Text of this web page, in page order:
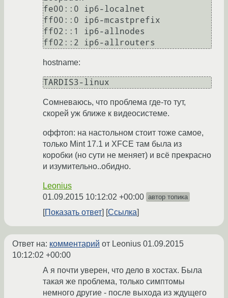
fe00::0 ip6-localnet
ff00::0 ip6-mcastprefix
ff02::1 ip6-allnodes
hostname:
Сомневаюсь, что проблема где-то тут,
скорей уж ближе к видеосистеме.
оффтоп: на настольном стоит тоже самое,
только Mint 17.1 и XFCE там была из
коробки (но сути не меняет) и всё прекрасно
и изумительно..обидно.
Leonius
01.09.2015 10:12:02 +00:00 автор топика
Показать ответ Ссылка
Ответ на: комментарий от Leonius 01.09.2015
10:12:02 +00:00
А я почти уверен, что дело в хостах. Была
такая же проблема, только симптомы
немного другие - после выхода из ждущего